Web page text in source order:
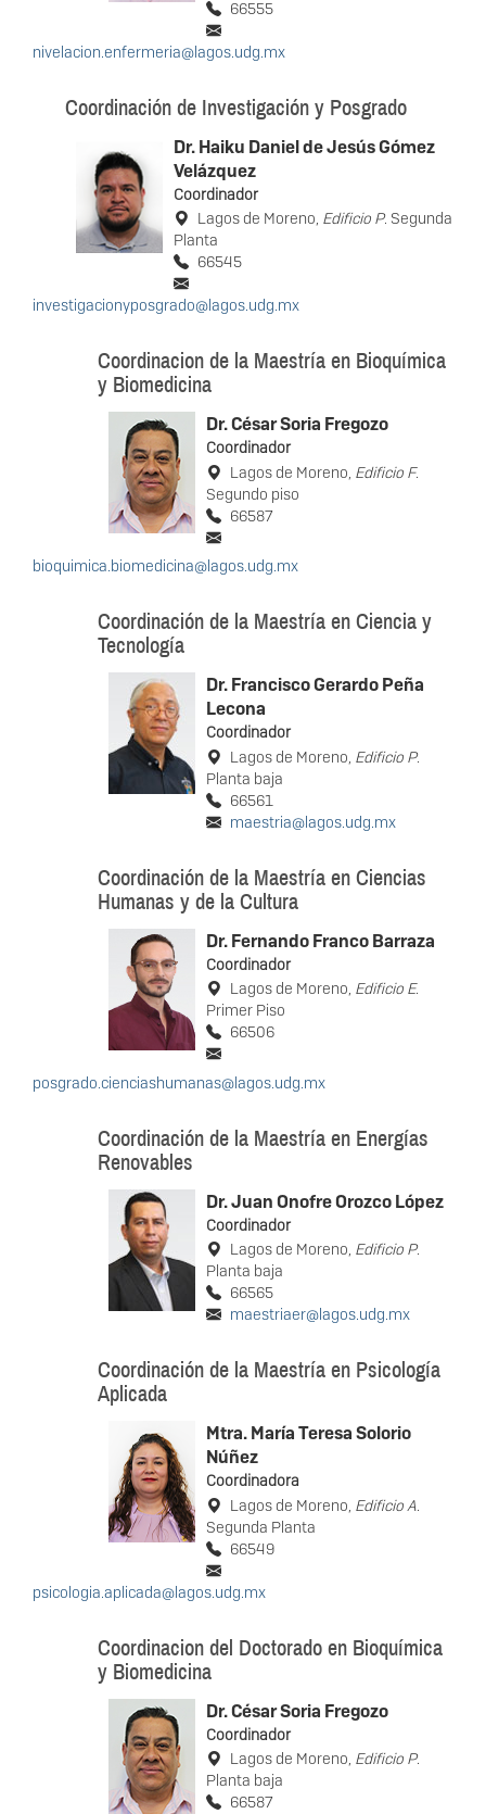
66555
nivelacion.enfermeria@lagos.udg.mx
Coordinación de Investigación y Posgrado
Dr. Haiku Daniel de Jesús Gómez
Velázquez
Coordinador
Lagos de Moreno, Edificio P. Segunda
Planta
66545
investigacionyposgrado@lagos.udg.mx
Coordinacion de la Maestría en Bioquímica
y Biomedicina
Dr. César Soria Fregozo
Coordinador
Lagos de Moreno, Edificio F.
Segundo piso
66587
bioquimica.biomedicina@lagos.udg.mx
Coordinación de la Maestría en Ciencia y
Tecnología
Dr. Francisco Gerardo Peña
Lecona
Coordinador
Lagos de Moreno, Edificio P.
Planta baja
66561
maestria@lagos.udg.mx
Coordinación de la Maestría en Ciencias
Humanas y de la Cultura
Dr. Fernando Franco Barraza
Coordinador
Lagos de Moreno, Edificio E.
Primer Piso
66506
posgrado.cienciashumanas@lagos.udg.mx
Coordinación de la Maestría en Energías
Renovables
Dr. Juan Onofre Orozco López
Coordinador
Lagos de Moreno, Edificio P.
Planta baja
66565
maestriaer@lagos.udg.mx
Coordinación de la Maestría en Psicología
Aplicada
Mtra. María Teresa Solorio
Núñez
Coordinadora
Lagos de Moreno, Edificio A.
Segunda Planta
66549
psicologia.aplicada@lagos.udg.mx
Coordinacion del Doctorado en Bioquímica
y Biomedicina
Dr. César Soria Fregozo
Coordinador
Lagos de Moreno, Edificio P.
Planta baja
66587